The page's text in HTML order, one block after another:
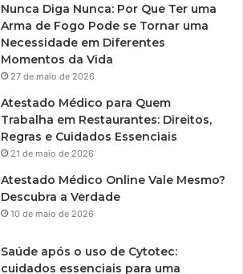
Nunca Diga Nunca: Por Que Ter uma
Arma de Fogo Pode se Tornar uma
Necessidade em Diferentes
Momentos da Vida
27 de maio de 2026
Atestado Médico para Quem
Trabalha em Restaurantes: Direitos,
Regras e Cuidados Essenciais
21 de maio de 2026
Atestado Médico Online Vale Mesmo?
Descubra a Verdade
10 de maio de 2026
Saúde após o uso de Cytotec:
cuidados essenciais para uma